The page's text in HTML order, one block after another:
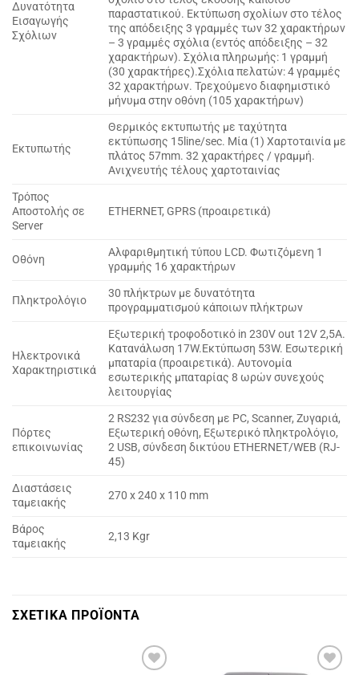
Δυνατότητα
Εισαγωγής
Σχόλιων
παραστατικού. Εκτύπωση σχολίων στο τέλος
της απόδειξης 3 γραμμές των 32 χαρακτήρων
– 3 γραμμές σχόλια (εντός απόδειξης – 32
χαρακτήρων). Σχόλια πληρωμής: 1 γραμμή
(30 χαρακτήρες).Σχόλια πελατών: 4 γραμμές
32 χαρακτήρων. Τρεχούμενο διαφημιστικό
μήνυμα στην οθόνη (105 χαρακτήρων)
Εκτυπωτής
Θερμικός εκτυπωτής με ταχύτητα
εκτύπωσης 15line/sec. Μία (1) Χαρτοταινία με
πλάτος 57mm. 32 χαρακτήρες / γραμμή.
Ανιχνευτής τέλους χαρτοταινίας
Τρόπος
Αποστολής σε
Server
ETHERNET, GPRS (προαιρετικά)
Οθόνη
Αλφαριθμητική τύπου LCD. Φωτιζόμενη 1
γραμμής 16 χαρακτήρων
Πληκτρολόγιο
30 πλήκτρων με δυνατότητα
προγραμματισμού κάποιων πλήκτρων
Ηλεκτρονικά
Χαρακτηριστικά
Εξωτερική τροφοδοτικό in 230V out 12V 2,5A.
Κατανάλωση 17W.Εκτύπωση 53W. Εσωτερική
μπαταρία (προαιρετικά). Αυτονομία
εσωτερικής μπαταρίας 8 ωρών συνεχούς
λειτουργίας
Πόρτες
επικοινωνίας
2 RS232 για σύνδεση με PC, Scanner, Ζυγαριά,
Εξωτερική οθόνη, Εξωτερικό πληκτρολόγιο,
2 USB, σύνδεση δικτύου ETHERNET/WEB (RJ-
45)
Διαστάσεις
ταμειακής
270 x 240 x 110 mm
Βάρος
ταμειακής
2,13 Kgr
ΣΧΕΤΙΚΑ ΠΡΟΪΟΝΤΑ